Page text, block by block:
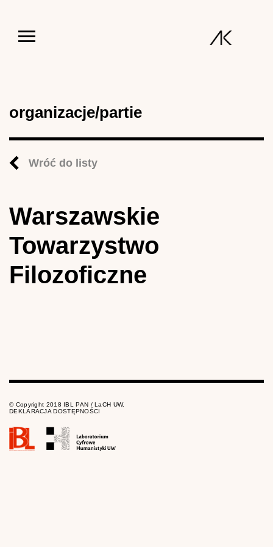
organizacje/partie
Wróć do listy
Warszawskie
Towarzystwo
Filozoficzne
© Copyright 2018 IBL PAN / LaCH UW.
DEKLARACJA DOSTĘPNOŚCI